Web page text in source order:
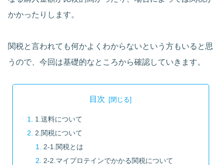
かかったりします。
関税と言われても何かよくわからないという方もいると思
うので、今回は基礎的なところから確認していきます。
目次
1.送料について
2.関税について
2-1.関税とは
2-2.マイプロテインでかかる関税について